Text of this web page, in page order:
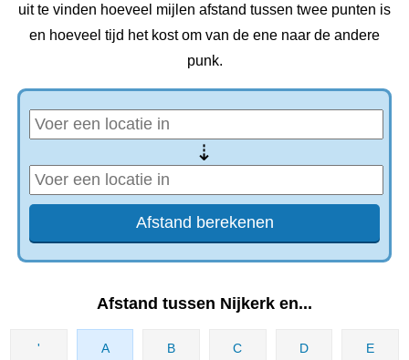
uit te vinden hoeveel mijlen afstand tussen twee punten is
en hoeveel tijd het kost om van de ene naar de andere
punk.
⇢
Afstand tussen Nijkerk en...
' A B C D E